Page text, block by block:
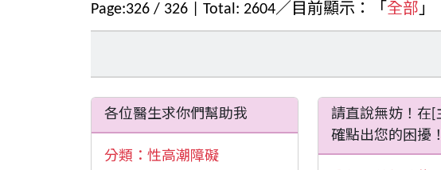
Page:326 / 326 | Total: 2604／目前顯示：「 全部 」
各位醫生求你們幫助我
分類： 性高潮障礙
請直說無妨！在[
確點出您的困擾！